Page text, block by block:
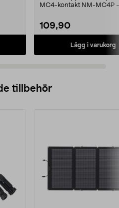
MC4-kontakt NM-MC4P
109,90
Lägg i varukorg
tillbehör